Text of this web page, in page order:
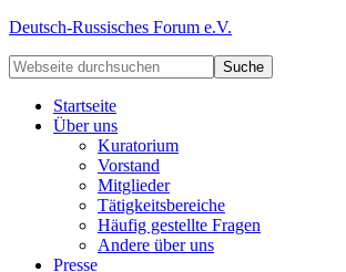
Deutsch-Russisches Forum e.V.
Startseite
Über uns
Kuratorium
Vorstand
Mitglieder
Tätigkeitsbereiche
Häufig gestellte Fragen
Andere über uns
Presse